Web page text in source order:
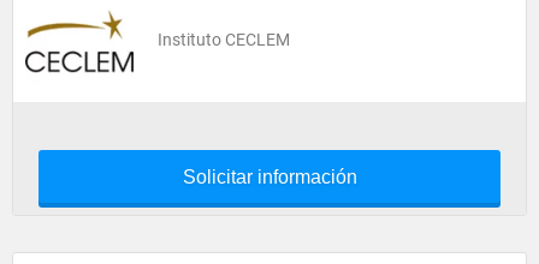
Instituto CECLEM
Solicitar información